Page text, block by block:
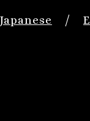
Japanese /